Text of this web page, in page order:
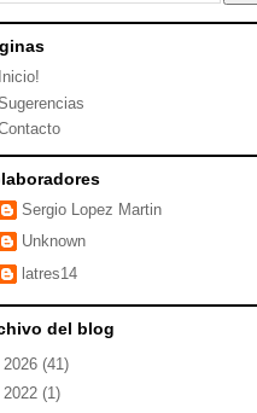
Inicio!
Sergio Lopez Martin
Unknown
latres14
del blog
2026 (41)
2022 (1)